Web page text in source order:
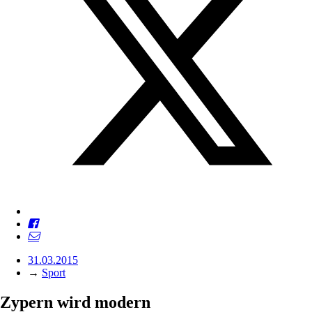
31.03.2015
→ Sport
Zypern wird modern